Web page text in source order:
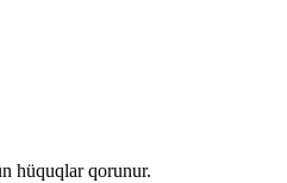
hüquqlar qorunur.